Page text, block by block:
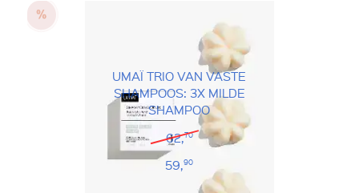
UMAÏ TRIO VAN VASTE
SHAMPOOS: 3X MILDE
SHAMPOO
62,70
59,90